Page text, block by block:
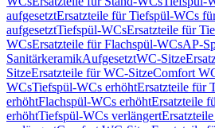
aufgesetztErsatzteile für Tiefspül-WCs
aufgesetztTiefspül-WCsErsatzteile für
WCsErsatzteile für Flachspül-WCsAP-
SanitärkeramikAufgesetztWC-Sitze
SitzeErsatzteile für WC-SitzeComfort
WCsTiefspül-WCs erhöhtErsatzteile für
erhöhtFlachspül-WCs erhöhtErsatzteile
erhöhtTiefspül-WCs verlängert